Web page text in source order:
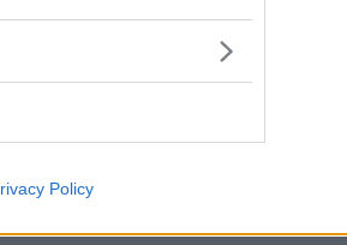
Policy